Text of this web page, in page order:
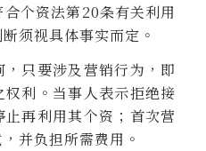
个资法第20条有关利用
须视具体事实而定。
只要涉及营销行为，即
利。当事人表示拒绝接
止再利用其个资 ； 首次营
并负担所需费用。